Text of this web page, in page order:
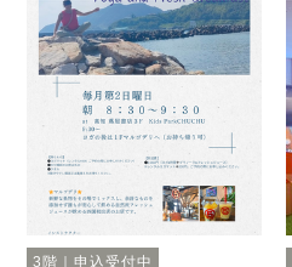
3階｜申込受付中